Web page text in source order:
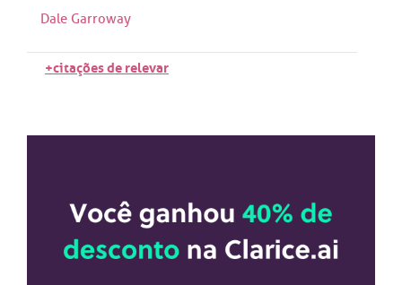
Dale Garroway
+citações de relevar